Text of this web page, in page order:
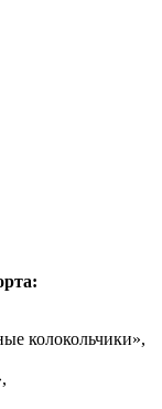
колокольчики»,